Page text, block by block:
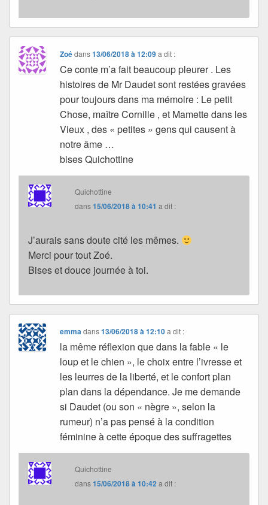
Zoédans13/06/2018 à 12:09 a dit :
Ce conte m’a fait beaucoup pleurer . Les
histoires de Mr Daudet sont restées gravées
pour toujours dans ma mémoire : Le petit
Chose, maître Cornille , et Mamette dans les
Vieux , des « petites » gens qui causent à
notre âme …
bises Quichottine
Quichottine
dans15/06/2018 à 10:41 a dit :
J’aurais sans doute cité les mêmes.
Merci pour tout Zoé.
Bises et douce journée à toi.
emmadans13/06/2018 à 12:10 a dit :
la même réflexion que dans la fable « le
loup et le chien », le choix entre l’ivresse et
les leurres de la liberté, et le confort plan
plan dans la dépendance. Je me demande
si Daudet (ou son « nègre », selon la
rumeur) n’a pas pensé à la condition
féminine à cette époque des suffragettes
Quichottine
dans15/06/2018 à 10:42 a dit :